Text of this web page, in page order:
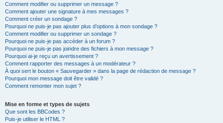
Comment modifier ou supprimer un message ?
Comment ajouter une signature à mes messages ?
Comment créer un sondage ?
Pourquoi ne puis-je pas ajouter plus d’options à mon sondage ?
Comment modifier ou supprimer un sondage ?
Pourquoi ne puis-je pas accéder à un forum ?
Pourquoi ne puis-je pas joindre des fichiers à mon message ?
Pourquoi ai-je reçu un avertissement ?
Comment rapporter des messages à un modérateur ?
À quoi sert le bouton « Sauvegarder » dans la page de rédaction de message ?
Pourquoi mon message doit être validé ?
Comment remonter mon sujet ?
Mise en forme et types de sujets
Que sont les BBCodes ?
Puis-je utiliser le HTML ?